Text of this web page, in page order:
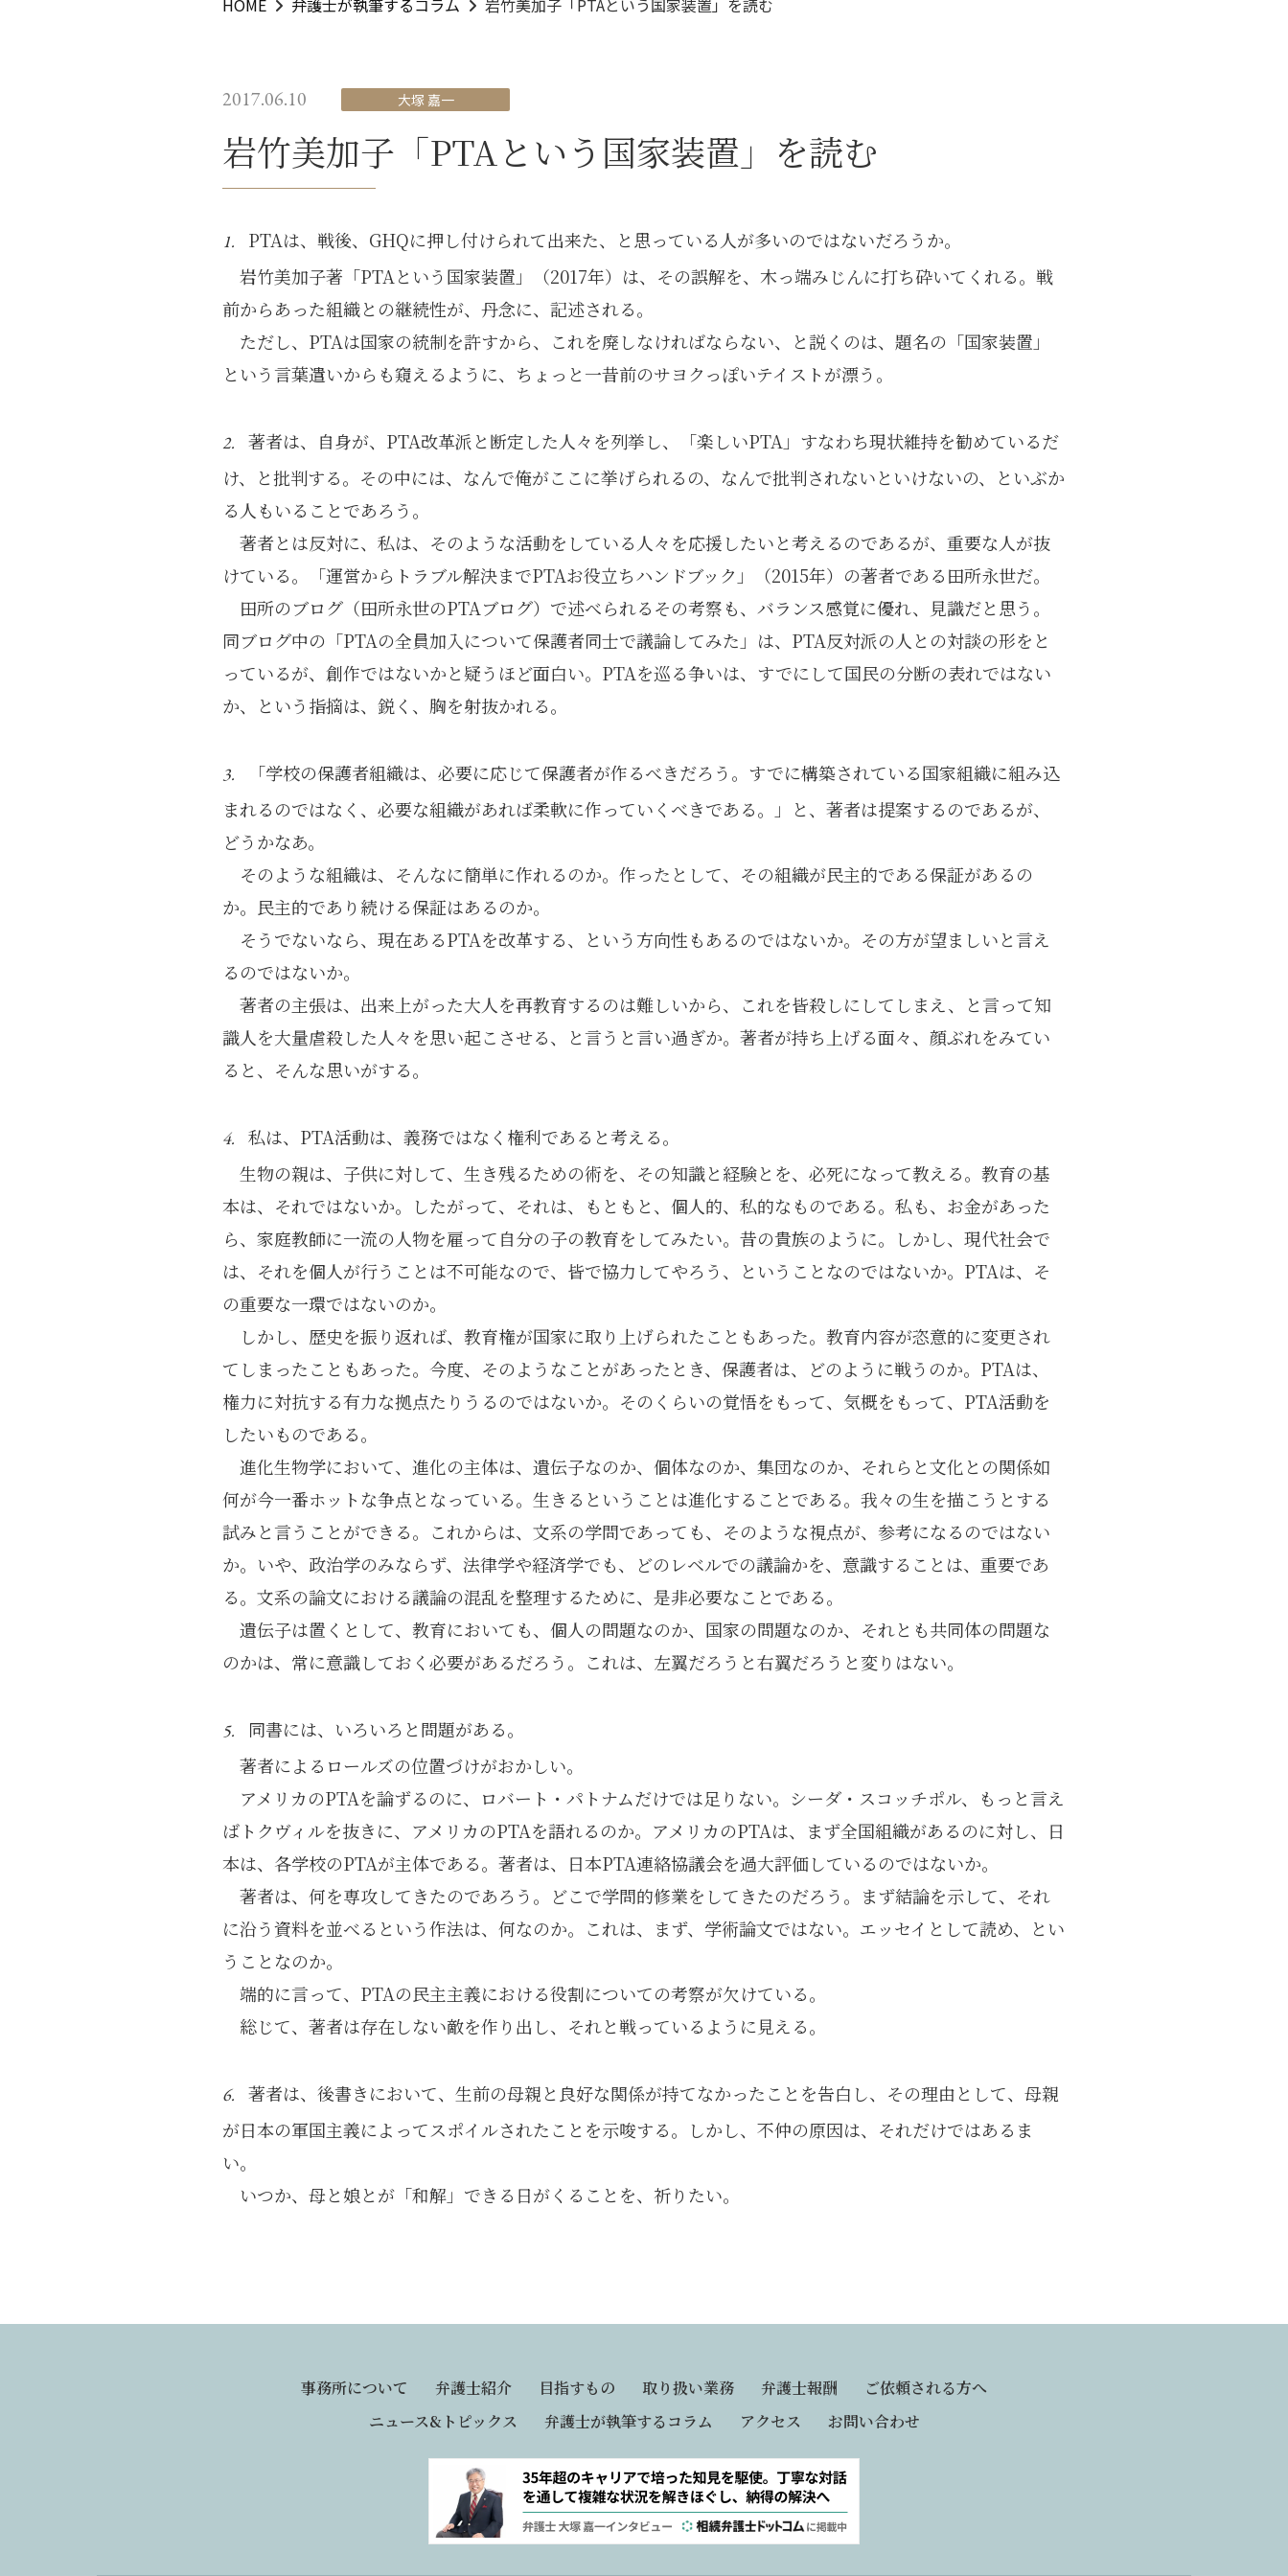
HOME 弁護士が執筆するコラム 岩竹美加子「PTAという国家装置」を読む
2017.06.10 大塚 嘉一
岩竹美加子「PTAという国家装置」を読む
1.
PTAは、戦後、GHQに押し付けられて出来た、と思っている人が多いのではないだろうか。
岩竹美加子著「PTAという国家装置」（2017年）は、その誤解を、木っ端みじんに打ち砕いてくれる。戦
前からあった組織との継続性が、丹念に、記述される。
ただし、PTAは国家の統制を許すから、これを廃しなければならない、と説くのは、題名の「国家装置」
という言葉遣いからも窺えるように、ちょっと一昔前のサヨクっぽいテイストが漂う。
2. 著者は、自身が、PTA改革派と断定した人々を列挙し、「楽しいPTA」すなわち現状維持を勧めているだ
け、と批判する。その中には、なんで俺がここに挙げられるの、なんで批判されないといけないの、といぶか
る人もいることであろう。
著者とは反対に、私は、そのような活動をしている人々を応援したいと考えるのであるが、重要な人が抜
けている。「運営からトラブル解決までPTAお役立ちハンドブック」（2015年）の著者である田所永世だ。
田所のブログ（田所永世のPTAブログ）で述べられるその考察も、バランス感覚に優れ、見識だと思う。
同ブログ中の「PTAの全員加入について保護者同士で議論してみた」は、PTA反対派の人との対談の形をと
っているが、創作ではないかと疑うほど面白い。PTAを巡る争いは、すでにして国民の分断の表れではない
か、という指摘は、鋭く、胸を射抜かれる。
3.
「学校の保護者組織は、必要に応じて保護者が作るべきだろう。すでに構築されている国家組織に組み込
まれるのではなく、必要な組織があれば柔軟に作っていくべきである。」と、著者は提案するのであるが、
どうかなあ。
そのような組織は、そんなに簡単に作れるのか。作ったとして、その組織が民主的である保証があるの
か。民主的であり続ける保証はあるのか。
そうでないなら、現在あるPTAを改革する、という方向性もあるのではないか。その方が望ましいと言え
るのではないか。
著者の主張は、出来上がった大人を再教育するのは難しいから、これを皆殺しにしてしまえ、と言って知
識人を大量虐殺した人々を思い起こさせる、と言うと言い過ぎか。著者が持ち上げる面々、顔ぶれをみてい
ると、そんな思いがする。
4. 私は、PTA活動は、義務ではなく権利であると考える。
生物の親は、子供に対して、生き残るための術を、その知識と経験とを、必死になって教える。教育の基
本は、それではないか。したがって、それは、もともと、個人的、私的なものである。私も、お金があった
ら、家庭教師に一流の人物を雇って自分の子の教育をしてみたい。昔の貴族のように。しかし、現代社会で
は、それを個人が行うことは不可能なので、皆で協力してやろう、ということなのではないか。PTAは、そ
の重要な一環ではないのか。
しかし、歴史を振り返れば、教育権が国家に取り上げられたこともあった。教育内容が恣意的に変更され
てしまったこともあった。今度、そのようなことがあったとき、保護者は、どのように戦うのか。PTAは、
権力に対抗する有力な拠点たりうるのではないか。そのくらいの覚悟をもって、気概をもって、PTA活動を
したいものである。
進化生物学において、進化の主体は、遺伝子なのか、個体なのか、集団なのか、それらと文化との関係如
何が今一番ホットな争点となっている。生きるということは進化することである。我々の生を描こうとする
試みと言うことができる。これからは、文系の学問であっても、そのような視点が、参考になるのではない
か。いや、政治学のみならず、法律学や経済学でも、どのレベルでの議論かを、意識することは、重要であ
る。文系の論文における議論の混乱を整理するために、是非必要なことである。
遺伝子は置くとして、教育においても、個人の問題なのか、国家の問題なのか、それとも共同体の問題な
のかは、常に意識しておく必要があるだろう。これは、左翼だろうと右翼だろうと変りはない。
5.
同書には、いろいろと問題がある。
著者によるロールズの位置づけがおかしい。
アメリカのPTAを論ずるのに、ロバート・パトナムだけでは足りない。シーダ・スコッチポル、もっと言え
ばトクヴィルを抜きに、アメリカのPTAを語れるのか。アメリカのPTAは、まず全国組織があるのに対し、日
本は、各学校のPTAが主体である。著者は、日本PTA連絡協議会を過大評価しているのではないか。
著者は、何を専攻してきたのであろう。どこで学問的修業をしてきたのだろう。まず結論を示して、それ
に沿う資料を並べるという作法は、何なのか。これは、まず、学術論文ではない。エッセイとして読め、とい
うことなのか。
端的に言って、PTAの民主主義における役割についての考察が欠けている。
総じて、著者は存在しない敵を作り出し、それと戦っているように見える。
6. 著者は、後書きにおいて、生前の母親と良好な関係が持てなかったことを告白し、その理由として、母親
が日本の軍国主義によってスポイルされたことを示唆する。しかし、不仲の原因は、それだけではあるま
い。
いつか、母と娘とが「和解」できる日がくることを、祈りたい。
事務所について 弁護士紹介 目指すもの 取り扱い業務 弁護士報酬
ご依頼される方へ
ニュース&トピックス
弁護士が執筆するコラム アクセス お問い合わせ